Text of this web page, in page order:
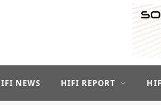
NEWS HIFI REPORT